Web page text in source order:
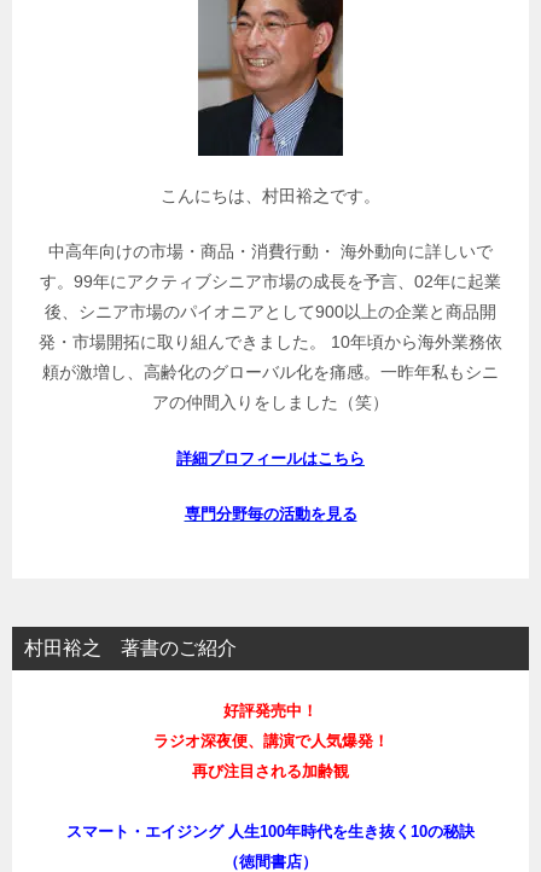
こんにちは、村田裕之です。
中高年向けの市場・商品・消費行動・ 海外動向に詳しいで
す。99年にアクティブシニア市場の成長を予言、02年に起業
後、シニア市場のパイオニアとして900以上の企業と商品開
発・市場開拓に取り組んできました。 10年頃から海外業務依
頼が激増し、高齢化のグローバル化を痛感。一昨年私もシニ
アの仲間入りをしました（笑）
詳細プロフィールはこちら
専門分野毎の活動を見る
村田裕之 著書のご紹介
好評発売中！
ラジオ深夜便、講演で人気爆発！
再び注目される加齢観
スマート・エイジング 人生100年時代を生き抜く10の秘訣
（徳間書店）